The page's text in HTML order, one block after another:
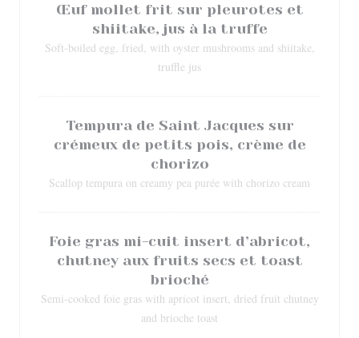
Œuf mollet frit sur pleurotes et
shiitake, jus à la truffe
Soft-boiled egg, fried, with oyster mushrooms and shiitake,
truffle jus
Tempura de Saint Jacques sur
crémeux de petits pois, crème de
chorizo
Scallop tempura on creamy pea purée with chorizo cream
Foie gras mi-cuit insert d’abricot,
chutney aux fruits secs et toast
brioché
Semi-cooked foie gras with apricot insert, dried fruit chutney
and brioche toast